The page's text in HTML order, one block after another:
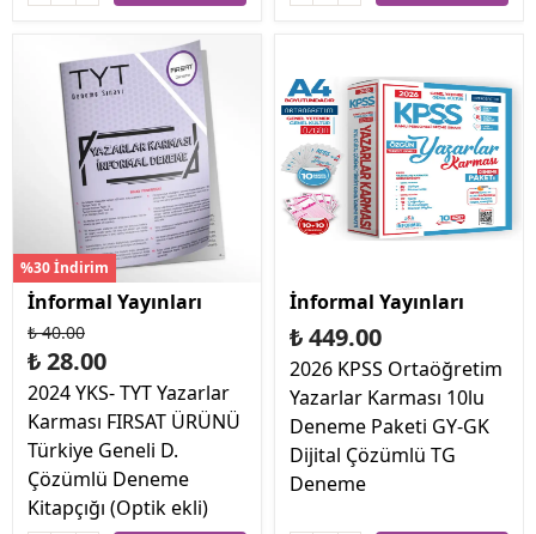
%30 İndirim
İnformal Yayınları
₺ 40.00
₺ 28.00
2024 YKS- TYT Yazarlar
Karması FIRSAT ÜRÜNÜ
Türkiye Geneli D.
Çözümlü Deneme
Kitapçığı (Optik ekli)
İnformal Yayınları
₺ 449.00
2026 KPSS Ortaöğretim
Yazarlar Karması 10lu
Deneme Paketi GY-GK
Dijital Çözümlü TG
Deneme